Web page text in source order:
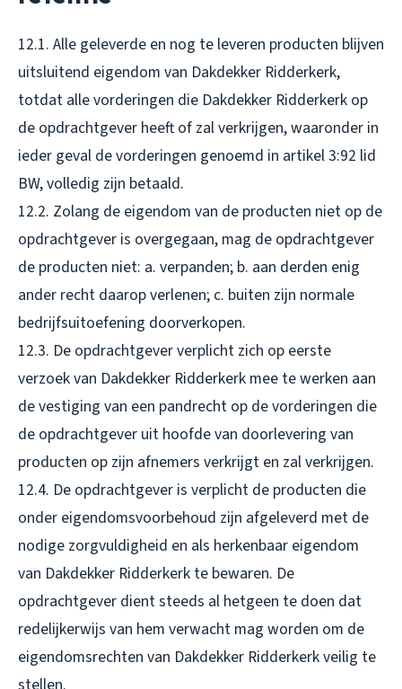
12.1. Alle geleverde en nog te leveren producten blijven
uitsluitend eigendom van Dakdekker Ridderkerk,
totdat alle vorderingen die Dakdekker Ridderkerk op
de opdrachtgever heeft of zal verkrijgen, waaronder in
ieder geval de vorderingen genoemd in artikel 3:92 lid
BW, volledig zijn betaald.
12.2. Zolang de eigendom van de producten niet op de
opdrachtgever is overgegaan, mag de opdrachtgever
de producten niet: a. verpanden; b. aan derden enig
ander recht daarop verlenen; c. buiten zijn normale
bedrijfsuitoefening doorverkopen.
12.3. De opdrachtgever verplicht zich op eerste
verzoek van Dakdekker Ridderkerk mee te werken aan
de vestiging van een pandrecht op de vorderingen die
de opdrachtgever uit hoofde van doorlevering van
producten op zijn afnemers verkrijgt en zal verkrijgen.
12.4. De opdrachtgever is verplicht de producten die
onder eigendomsvoorbehoud zijn afgeleverd met de
nodige zorgvuldigheid en als herkenbaar eigendom
van Dakdekker Ridderkerk te bewaren. De
opdrachtgever dient steeds al hetgeen te doen dat
redelijkerwijs van hem verwacht mag worden om de
eigendomsrechten van Dakdekker Ridderkerk veilig te